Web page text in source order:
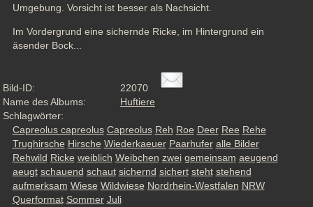
Umgebung. Vorsicht ist besser als Nachsicht.
Im Vordergrund eine sichernde Ricke, im Hintergrund ein
äsender Bock...
Bild-ID:
22070
Name des Albums:
Huftiere
Schlagwörter:
Capreolus capreolus Capreolus Reh Roe Deer Ree Rehe
Trughirsche Hirsche Wiederkaeuer Paarhufer alle Bilder
Rehwild Ricke weiblich Weibchen zwei gemeinsam aeugend
aeugt schauend schaut sichernd sichert steht stehend
aufmerksam Wiese Wildwiese Nordrhein-Westfalen NRW
Querformat Sommer Juli